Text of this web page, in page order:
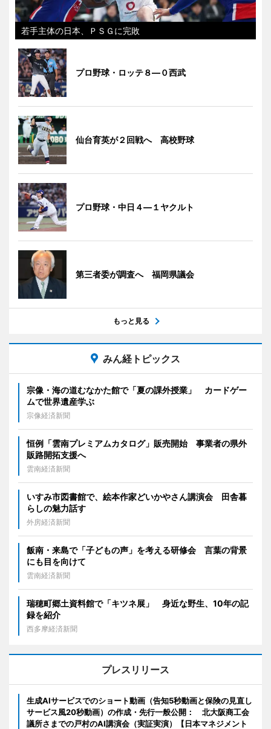
若手主体の日本、ＰＳＧに完敗
プロ野球・ロッテ８―０西武
仙台育英が２回戦へ 高校野球
プロ野球・中日４―１ヤクルト
第三者委が調査へ 福岡県議会
もっと見る
みん経トピックス
宗像・海の道むなかた館で「夏の課外授業」 カードゲー
ムで世界遺産学ぶ
宗像経済新聞
恒例「雲南プレミアムカタログ」販売開始 事業者の県外
販路開拓支援へ
雲南経済新聞
いすみ市図書館で、絵本作家どいかやさん講演会 田舎暮
らしの魅力話す
外房経済新聞
飯南・来島で「子どもの声」を考える研修会 言葉の背景
にも目を向けて
雲南経済新聞
瑞穂町郷土資料館で「キツネ展」 身近な野生、10年の記
録を紹介
西多摩経済新聞
プレスリリース
生成AIサービスでのショート動画（告知5秒動画と保険の見直し
サービス風20秒動画）の作成・先行一般公開： 北大阪商工会
議所さまでの戸村のAI講演会（実証実演）【日本マネジメント